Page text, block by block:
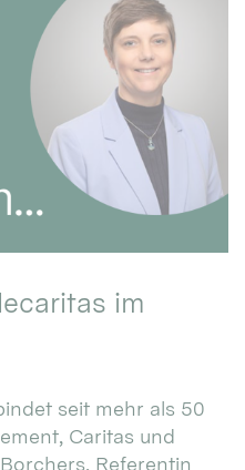
im
seit mehr als 50
Caritas und
Referentin